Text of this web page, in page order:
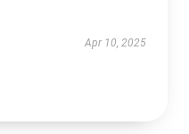
Apr 10, 2025